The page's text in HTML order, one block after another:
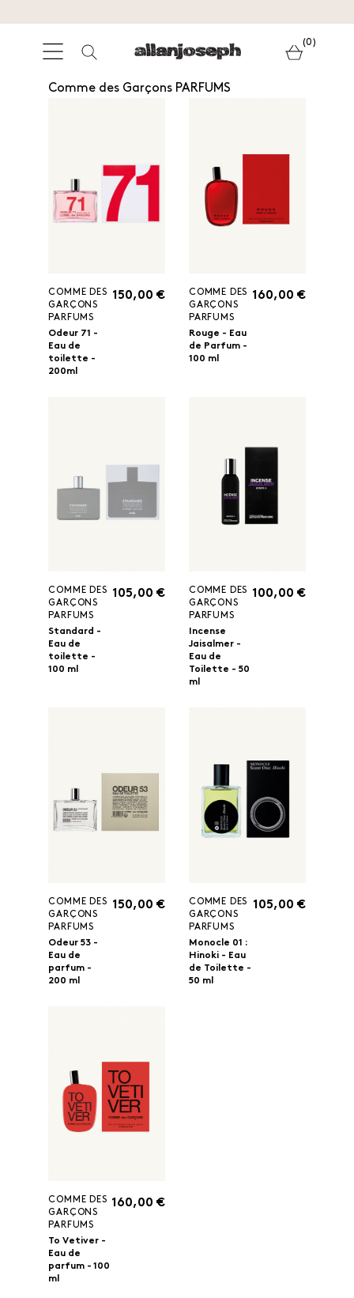
(0)
Comme des Garçons PARFUMS
COMME DES
GARÇONS
PARFUMS
Odeur 71 -
Eau de
toilette -
200ml
150,00 €
COMME DES
GARÇONS
PARFUMS
Rouge - Eau
de Parfum -
100 ml
160,00 €
COMME DES
GARÇONS
PARFUMS
Standard -
Eau de
toilette -
100 ml
105,00 €
COMME DES
GARÇONS
PARFUMS
Incense
Jaisalmer -
Eau de
Toilette - 50
ml
100,00 €
COMME DES
GARÇONS
PARFUMS
Odeur 53 -
Eau de
parfum -
200 ml
150,00 €
COMME DES
GARÇONS
PARFUMS
Monocle 01 :
Hinoki - Eau
de Toilette -
50 ml
105,00 €
COMME DES
GARÇONS
PARFUMS
To Vetiver -
Eau de
parfum - 100
ml
160,00 €